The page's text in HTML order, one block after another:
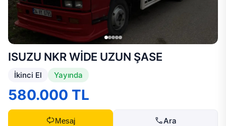
ISUZU NKR WİDE UZUN ŞASE
İkinci El Yayında
580.000 TL
Mesaj Ara